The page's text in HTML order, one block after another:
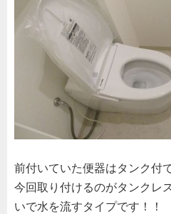
前付いていた便器はタンク付で
今回取り付けるのがタンクレ
いで水を流すタイプです！！